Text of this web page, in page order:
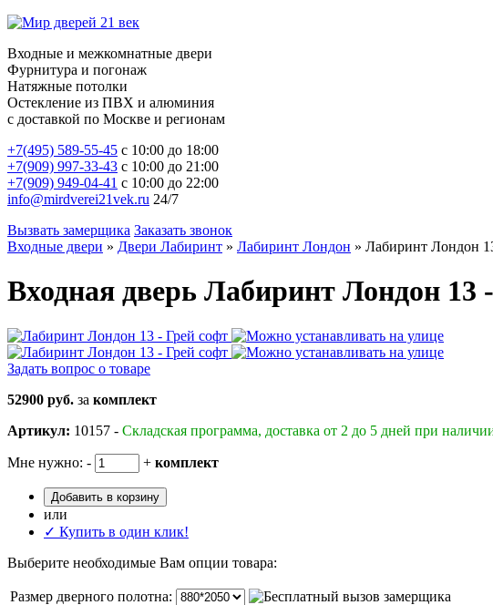
Входные и межкомнатные двери
Фурнитура и погонаж
Натяжные потолки
Остекление из ПВХ и алюминия
с доставкой по Москве и регионам
+7(495) 589-55-45 с 10:00 до 18:00
+7(909) 997-33-43 с 10:00 до 21:00
+7(909) 949-04-41 с 10:00 до 22:00
info@mirdverei21vek.ru 24/7
Вызвать замерщика Заказать звонок
Входные двери » Двери Лабиринт » Лабиринт Лондон » Лабиринт Лондон
Входная дверь Лабиринт Лондон 13
Задать вопрос о товаре
52900 руб. за комплект
Артикул: 10157 - Складская программа, доставка от 2 до 5 дней при
Мне нужно: - + комплект
Добавить в корзину
или
✓ Купить в один клик!
Выберите необходимые Вам опции товара:
Размер дверного полотна: